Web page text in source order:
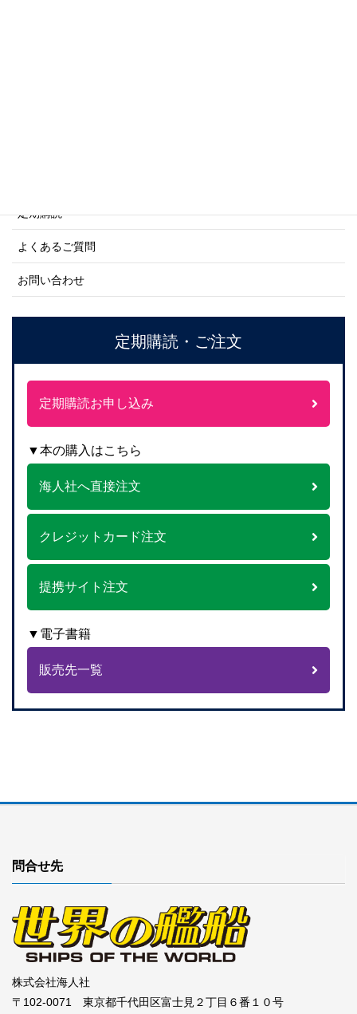
定期購読
よくあるご質問
お問い合わせ
定期購読・ご注文
定期購読お申し込み
▼本の購入はこちら
海人社へ直接注文
クレジットカード注文
提携サイト注文
▼電子書籍
販売先一覧
問合せ先
株式会社海人社
〒102-0071 東京都千代田区富士見２丁目６番１０号